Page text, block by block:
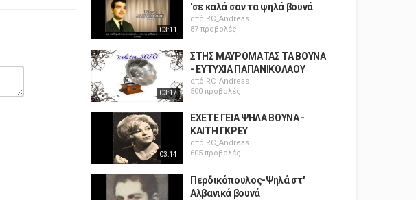
03:11
'σε καλά σαν τα ψηλά βουνά
από RC_Andreas
87 προβολές
03:17
ΣΤΗΣ ΜΑΥΡΟΜΑΤΑΣ ΤΑ ΒΟΥΝΑ
- ΕΥΤΥΧΙΑ ΠΑΠΑΝΙΚΟΛΑΟΥ
από RC_Andreas
500 προβολές
03:14
ΕΧΕΤΕ ΓΕΙΑ ΨΗΛΑ ΒΟΥΝΑ -
ΚΑΙΤΗ ΓΚΡΕΥ
από RC_Andreas
605 προβολές
Περδικόπουλος-Ψηλά στ'
Αλβανικά βουνά